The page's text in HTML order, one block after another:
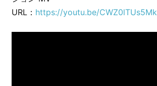
URL： https://youtu.be/CWZ0lTUs5Mk